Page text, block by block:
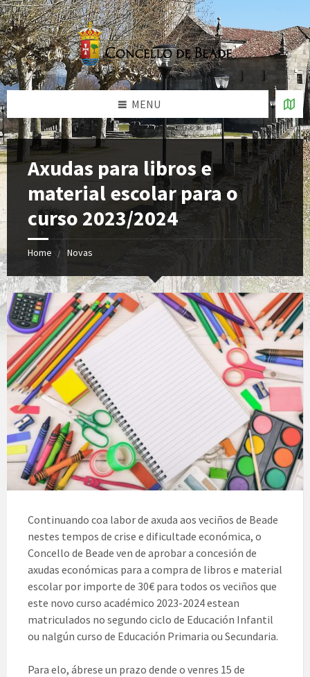
MENU
Axudas para libros e
material escolar para o
curso 2023/2024
Home Novas
Continuando coa labor de axuda aos veciños de Beade
nestes tempos de crise e dificultade económica, o
Concello de Beade ven de aprobar a concesión de
axudas económicas para a compra de libros e material
escolar por importe de 30€ para todos os veciños que
este novo curso académico 2023-2024 estean
matriculados no segundo ciclo de Educación Infantil
ou nalgún curso de Educación Primaria ou Secundaria.
Para elo, ábrese un prazo dende o venres 15 de